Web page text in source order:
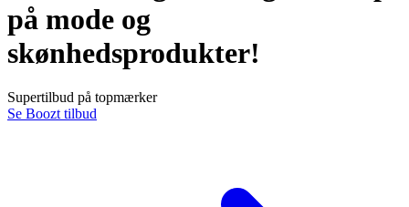
på mode og
skønhedsprodukter!
Supertilbud på topmærker
Se Boozt tilbud